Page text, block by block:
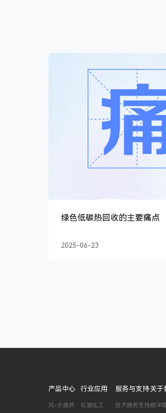
绿色低碳热回收的主要痛点
2025-06-23
产品中心
风-水换热
行业应用
石油化工
服务与支持
技术服务支持
关于
顺洋